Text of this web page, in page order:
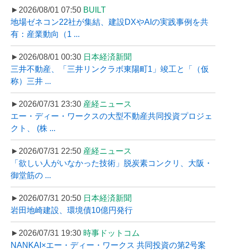
►2026/08/01 07:50 BUILT
地場ゼネコン22社が集結、建設DXやAIの実践事例を共
有：産業動向（1 ...
►2026/08/01 00:30 日本経済新聞
三井不動産、「三井リンクラボ東陽町1」竣工と「（仮
称）三井 ...
►2026/07/31 23:30 産経ニュース
エー・ディー・ワークスの大型不動産共同投資プロジェ
クト、 (株 ...
►2026/07/31 22:50 産経ニュース
「欲しい人がいなかった技術」脱炭素コンクリ、大阪・
御堂筋の ...
►2026/07/31 20:50 日本経済新聞
岩田地崎建設、環境債10億円発行
►2026/07/31 19:30 時事ドットコム
NANKAI×エー・ディー・ワークス 共同投資の第2号案